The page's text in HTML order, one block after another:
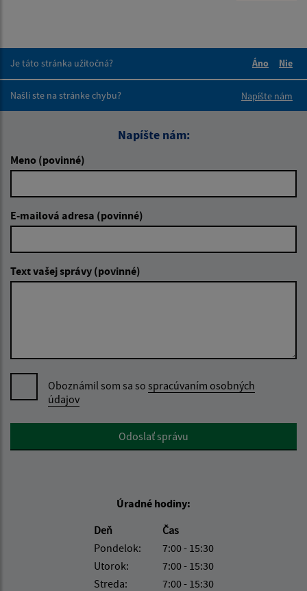
Je táto stránka užitočná?
Áno
Nie
Našli ste na stránke chybu?
Napíšte nám
Napíšte nám:
Meno (povinné)
E-mailová adresa (povinné)
Text vašej správy (povinné)
Oboznámil som sa so spracúvaním osobných
údajov
Google reCaptcha ResponseOdoslať správu
Úradné hodiny:
Deň
Čas
Pondelok:
7:00 - 15:30
Utorok:
7:00 - 15:30
Streda:
7:00 - 15:30